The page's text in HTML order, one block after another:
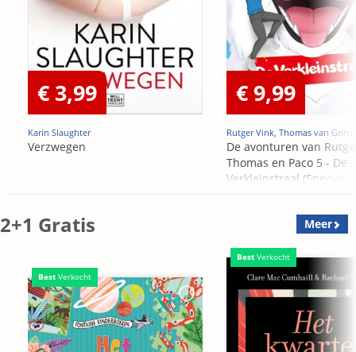
€ 3,99
Karin Slaughter
Verzwegen
€ 9,99
Rutger Vink, Thomas van
De avonturen van
Thomas en Paco 5 - De
Verkleinstraal (Special
2+1 Gratis Meer
Best Verkocht
Best Verkocht